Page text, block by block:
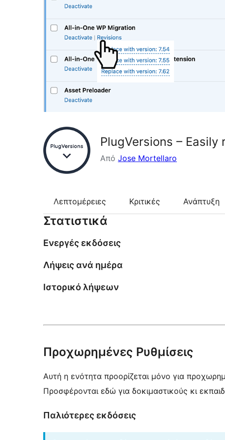
PlugVersions –
Από Jose Mortellaro
Λεπτομέρειες Κριτικές Ανάπτυξη
Στατιστικά
Ενεργές εκδόσεις
Λήψεις ανά ημέρα
Ιστορικό λήψεων
Προχωρημένες Ρυθμίσεις
Αυτή η ενότητα προορίζεται μόνο για
Προσφέρονται εδώ για δοκιμαστικούς κι
Παλιότερες εκδόσεις